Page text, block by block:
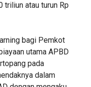
triliun atau turun Rp
bagi Pemkot
utama APBD
pada
dalam